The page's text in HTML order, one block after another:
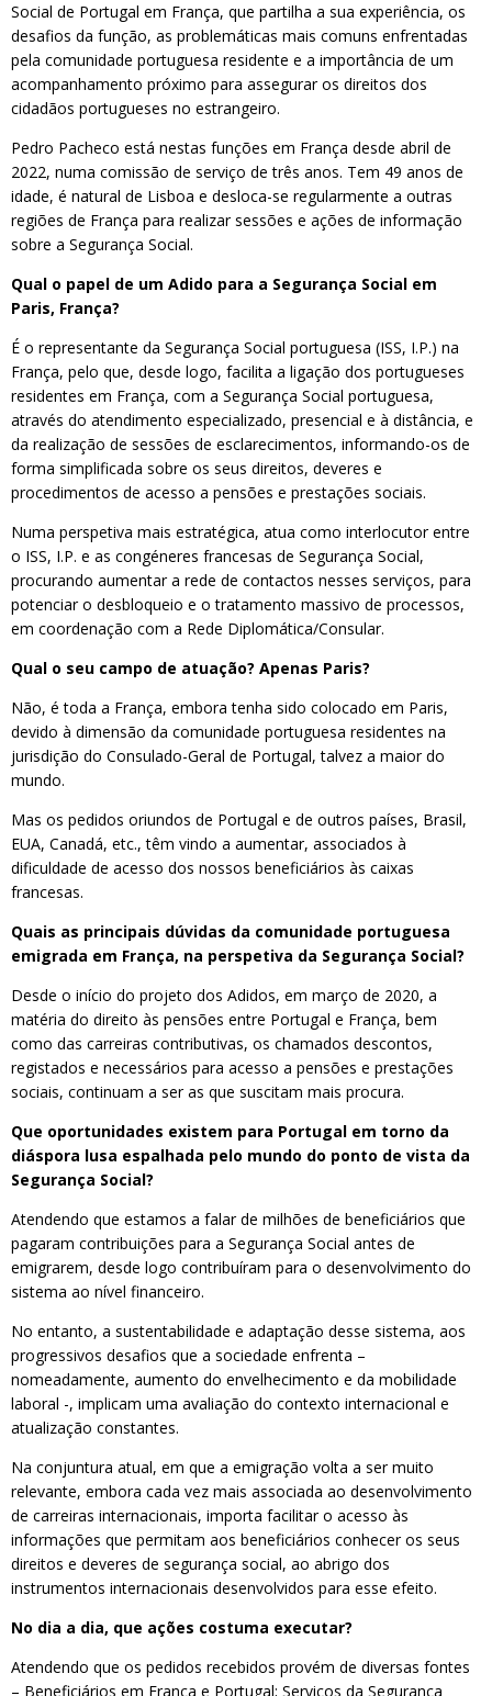
Social de Portugal em França, que partilha a sua experiência, os
desafios da função, as problemáticas mais comuns enfrentadas
pela comunidade portuguesa residente e a importância de um
acompanhamento próximo para assegurar os direitos dos
cidadãos portugueses no estrangeiro.
Pedro Pacheco está nestas funções em França desde abril de
2022, numa comissão de serviço de três anos. Tem 49 anos de
idade, é natural de Lisboa e desloca-se regularmente a outras
regiões de França para realizar sessões e ações de informação
sobre a Segurança Social.
Qual o papel de um Adido para a Segurança Social em
Paris, França?
É o representante da Segurança Social portuguesa (ISS, I.P.) na
França, pelo que, desde logo, facilita a ligação dos portugueses
residentes em França, com a Segurança Social portuguesa,
através do atendimento especializado, presencial e à distância, e
da realização de sessões de esclarecimentos, informando-os de
forma simplificada sobre os seus direitos, deveres e
procedimentos de acesso a pensões e prestações sociais.
Numa perspetiva mais estratégica, atua como interlocutor entre
o ISS, I.P. e as congéneres francesas de Segurança Social,
procurando aumentar a rede de contactos nesses serviços, para
potenciar o desbloqueio e o tratamento massivo de processos,
em coordenação com a Rede Diplomática/Consular.
Qual o seu campo de atuação? Apenas Paris?
Não, é toda a França, embora tenha sido colocado em Paris,
devido à dimensão da comunidade portuguesa residentes na
jurisdição do Consulado-Geral de Portugal, talvez a maior do
mundo.
Mas os pedidos oriundos de Portugal e de outros países, Brasil,
EUA, Canadá, etc., têm vindo a aumentar, associados à
dificuldade de acesso dos nossos beneficiários às caixas
francesas.
Quais as principais dúvidas da comunidade portuguesa
emigrada em França, na perspetiva da Segurança Social?
Desde o início do projeto dos Adidos, em março de 2020, a
matéria do direito às pensões entre Portugal e França, bem
como das carreiras contributivas, os chamados descontos,
registados e necessários para acesso a pensões e prestações
sociais, continuam a ser as que suscitam mais procura.
Que oportunidades existem para Portugal em torno da
diáspora lusa espalhada pelo mundo do ponto de vista da
Segurança Social?
Atendendo que estamos a falar de milhões de beneficiários que
pagaram contribuições para a Segurança Social antes de
emigrarem, desde logo contribuíram para o desenvolvimento do
sistema ao nível financeiro.
No entanto, a sustentabilidade e adaptação desse sistema, aos
progressivos desafios que a sociedade enfrenta –
nomeadamente, aumento do envelhecimento e da mobilidade
laboral -, implicam uma avaliação do contexto internacional e
atualização constantes.
Na conjuntura atual, em que a emigração volta a ser muito
relevante, embora cada vez mais associada ao desenvolvimento
de carreiras internacionais, importa facilitar o acesso às
informações que permitam aos beneficiários conhecer os seus
direitos e deveres de segurança social, ao abrigo dos
instrumentos internacionais desenvolvidos para esse efeito.
No dia a dia, que ações costuma executar?
Atendendo que os pedidos recebidos provém de diversas fontes
– Beneficiários em França e Portugal; Serviços da Segurança